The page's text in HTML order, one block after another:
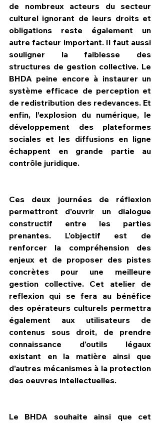
de nombreux acteurs du secteur
culturel ignorant de leurs droits et
obligations reste également un
autre facteur important. Il faut aussi
souligner la faiblesse des
structures de gestion collective. Le
BHDA peine encore à instaurer un
système efficace de perception et
de redistribution des redevances. Et
enfin, l’explosion du numérique, le
développement des plateformes
sociales et les diffusions en ligne
échappent en grande partie au
contrôle juridique.
Ces deux journées de réflexion
permettront d’ouvrir un dialogue
constructif entre les parties
prenantes. L’objectif est de
renforcer la compréhension des
enjeux et de proposer des pistes
concrètes pour une meilleure
gestion collective. Cet atelier de
reflexion qui se fera au bénéfice
des opérateurs culturels permettra
également aux utilisateurs de
contenus sous droit, de prendre
connaissance d'outils légaux
existant en la matière ainsi que
d'autres mécanismes à la protection
des oeuvres intellectuelles.
Le BHDA souhaite ainsi que cet